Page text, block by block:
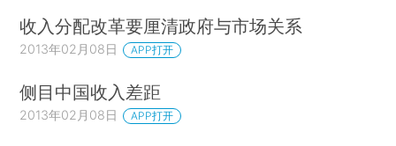
收入分配改革要厘清政府与市场关系
2013年02月08日 APP打开
侧目中国收入差距
2013年02月08日 APP打开